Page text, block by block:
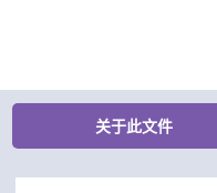
关于此文件